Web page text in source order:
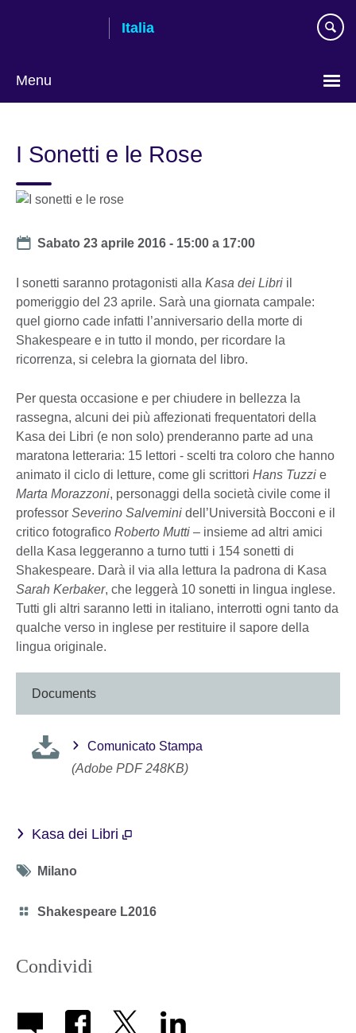
Italia
Menu
I Sonetti e le Rose
Date
Sabato 23 aprile 2016 - 15:00 a 17:00
I sonetti saranno protagonisti alla Kasa dei Libri il
pomeriggio del 23 aprile. Sarà una giornata campale:
quel giorno cade infatti l’anniversario della morte di
Shakespeare e in tutto il mondo, per ricordare la
ricorrenza, si celebra la giornata del libro.
Per questa occasione e per chiudere in bellezza la
rassegna, alcuni dei più affezionati frequentatori della
Kasa dei Libri (e non solo) prenderanno parte ad una
maratona letteraria: 15 lettori - scelti tra coloro che hanno
animato il ciclo di letture, come gli scrittori Hans Tuzzi e
Marta Morazzoni, personaggi della società civile come il
professor Severino Salvemini dell’Università Bocconi e il
critico fotografico Roberto Mutti – insieme ad altri amici
della Kasa leggeranno a turno tutti i 154 sonetti di
Shakespeare. Darà il via alla lettura la padrona di Kasa
Sarah Kerbaker, che leggerà 10 sonetti in lingua inglese.
Tutti gli altri saranno letti in italiano, interrotti ogni tanto da
qualche verso in inglese per restituire il sapore della
lingua originale.
Documents
Comunicato Stampa
(Adobe PDF 248KB)
Kasa dei Libri
Tag
Milano
Category
Shakespeare L2016
Condividi